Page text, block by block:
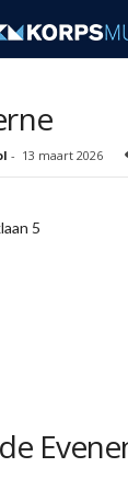
- 13 maart 2026
5